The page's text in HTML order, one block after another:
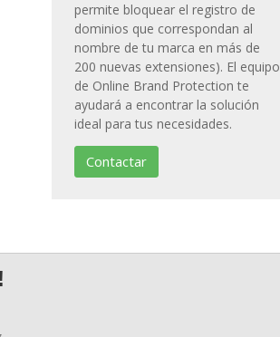
permite bloquear el registro de
dominios que correspondan al
nombre de tu marca en más de
200 nuevas extensiones). El equipo
de Online Brand Protection te
ayudará a encontrar la solución
ideal para tus necesidades.
Contactar